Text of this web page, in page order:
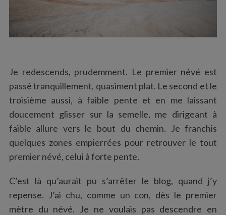
Je redescends, prudemment. Le premier névé est
passé tranquillement, quasiment plat. Le second et le
troisième aussi, à faible pente et en me laissant
doucement glisser sur la semelle, me dirigeant à
faible allure vers le bout du chemin. Je franchis
quelques zones empierrées pour retrouver le tout
premier névé, celui à forte pente.
C’est là qu’aurait pu s’arrêter le blog, quand j’y
repense. J’ai chu, comme un con, dès le premier
mètre du névé. Je ne voulais pas descendre en